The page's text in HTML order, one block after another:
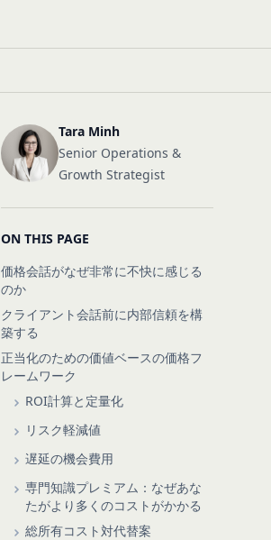
Tara Minh
Senior Operations &
Growth Strategist
ON THIS PAGE
価格会話がなぜ非常に不快に感じる
のか
クライアント会話前に内部信頼を構
築する
正当化のための価値ベースの価格フ
レームワーク
ROI計算と定量化
リスク軽減値
遅延の機会費用
専門知識プレミアム：なぜあな
たがより多くのコストがかかる
総所有コスト対代替案